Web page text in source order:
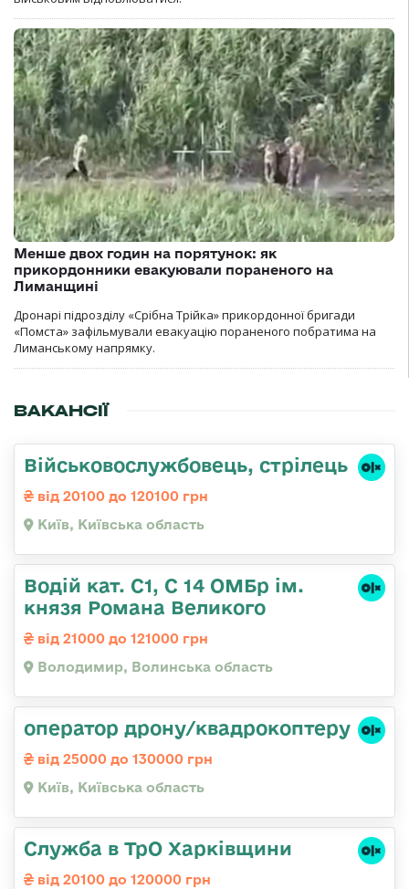
Менше двох годин на порятунок: як
прикордонники евакуювали пораненого на
Лиманщині
Дронарі підрозділу «Срібна Трійка» прикордонної бригади
«Помста» зафільмували евакуацію пораненого побратима на
Лиманському напрямку.
ВАКАНСІЇ
Військовослужбовець, стрілець
від 20100 до 120100 грн
Київ, Київська область
Водій кат. С1, С 14 ОМБр ім.
князя Романа Великого
від 21000 до 121000 грн
Володимир, Волинська область
оператор дрону/квадрокоптеру
від 25000 до 130000 грн
Київ, Київська область
Служба в ТрО Харківщини
від 20100 до 120000 грн